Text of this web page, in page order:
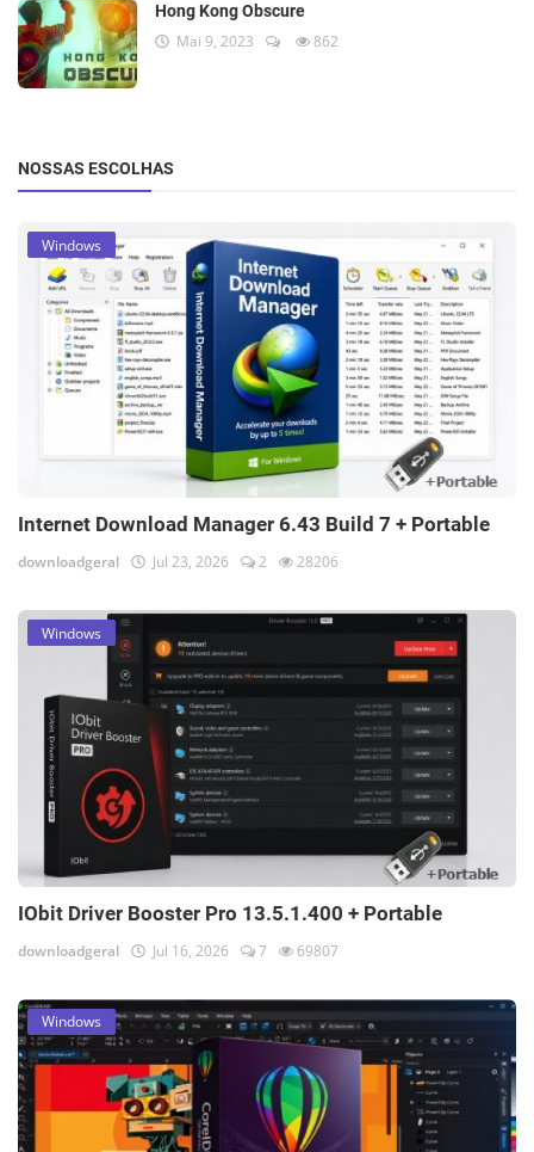
Hong Kong Obscure
Mai 9, 2023 862
NOSSAS ESCOLHAS
Windows
Internet Download Manager 6.43 Build 7 + Portable
downloadgeral Jul 23, 2026 2 28206
Windows
IObit Driver Booster Pro 13.5.1.400 + Portable
downloadgeral Jul 16, 2026 7 69807
Windows